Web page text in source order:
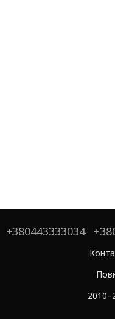
+380443333034